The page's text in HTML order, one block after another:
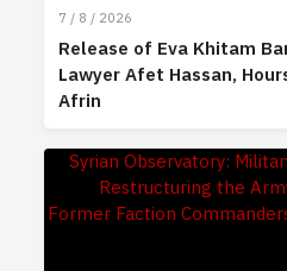
7 / 8 / 2026
Release of Eva Khitam
Lawyer Afet Hassan,
Afrin